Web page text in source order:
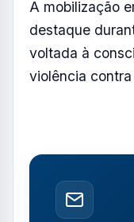
A mobilização
destaque
voltada à
violência